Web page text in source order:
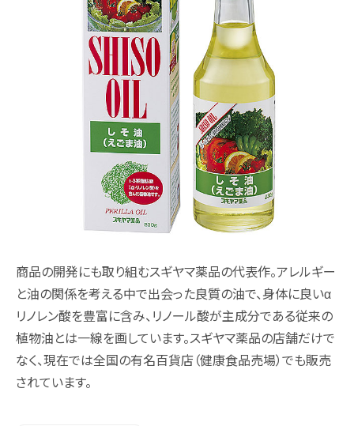
商品の開発にも取り組むスギヤマ薬品の代表作。アレルギー
と油の関係を考える中で出会った良質の油で、身体に良いα
リノレン酸を豊富に含み、リノール酸が主成分である従来の
植物油とは一線を画しています。スギヤマ薬品の店舗だけで
なく、現在では全国の有名百貨店（健康食品売場）でも販売
されています。